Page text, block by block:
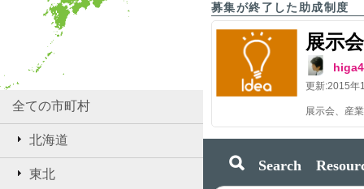
全ての市町村
北海道
東北
募集が終了した助成制度
展示
更新:2015年
Search